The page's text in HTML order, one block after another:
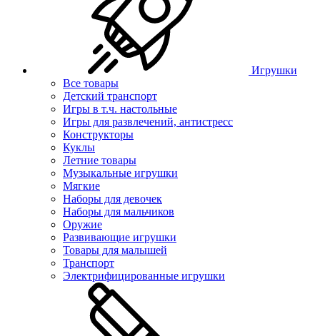
Игрушки
Все товары
Детский транспорт
Игры в т.ч. настольные
Игры для развлечений, антистресс
Конструкторы
Куклы
Летние товары
Музыкальные игрушки
Мягкие
Наборы для девочек
Наборы для мальчиков
Оружие
Развивающие игрушки
Товары для малышей
Транспорт
Электрифицированные игрушки